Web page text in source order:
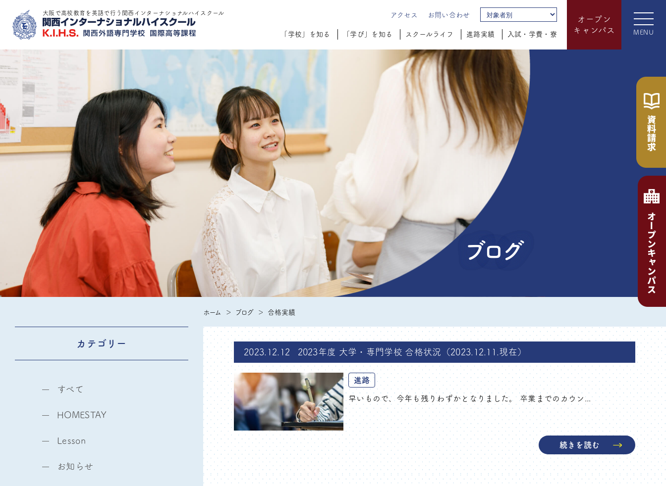
大阪で高校教育を英語で行う関西インターナショナルハイスクール アクセス お問い合わせ
「学校」を知る 「学び」を知る スクールライフ 進路実績 入試・学費・寮
オープン
キャンパス
MENU
ブログ
ホーム ブログ 合格実績
2023.12.12 2023年度 大学・専門学校 合格状況（2023.12.11.現在）
進路
早いもので、今年も残りわずかとなりました。 卒業までのカウン...
続きを読む
カテゴリー
すべて
HOMESTAY
Lesson
お知らせ